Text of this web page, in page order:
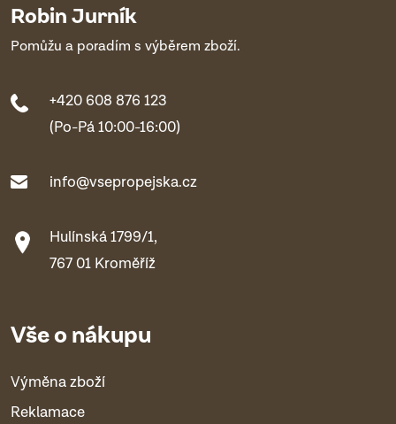
Robin Jurník
Pomůžu a poradím s výběrem zboží.
+420 608 876 123
(Po-Pá 10:00-16:00)
info@vsepropejska.cz
Hulínská 1799/1,
767 01 Kroměříž
Vše o nákupu
Výměna zboží
Reklamace